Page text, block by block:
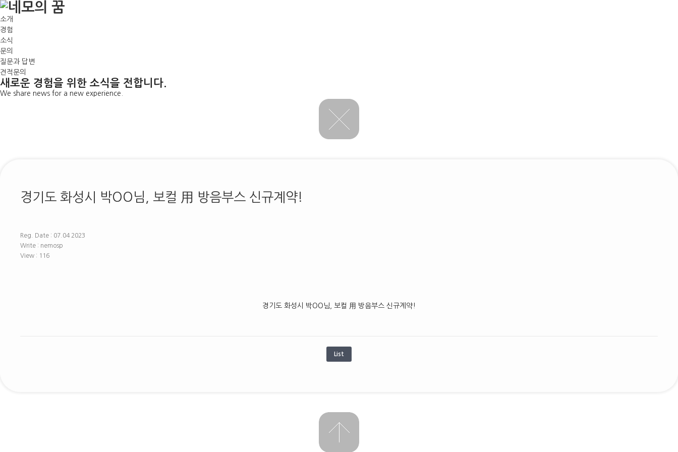
소개
경험
소식
문의
질문과 답변
견적문의
새로운 경험을 위한 소식을 전합니다.
We share news for a new experience.
경기도 화성시 박OO님, 보컬 用 방음부스 신규계약!
Reg. Date : 07.04 2023
Write : nemosp
View : 116
경기도 화성시 박OO님, 보컬 用 방음부스 신규계약!
List